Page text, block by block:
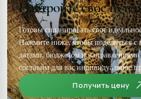
Настройте свое
Готовы спланировать свое
Нажмите ниже, чтобы поделиться с
датами, бюджетом и
составим для вас индивидуальное
Получить цену